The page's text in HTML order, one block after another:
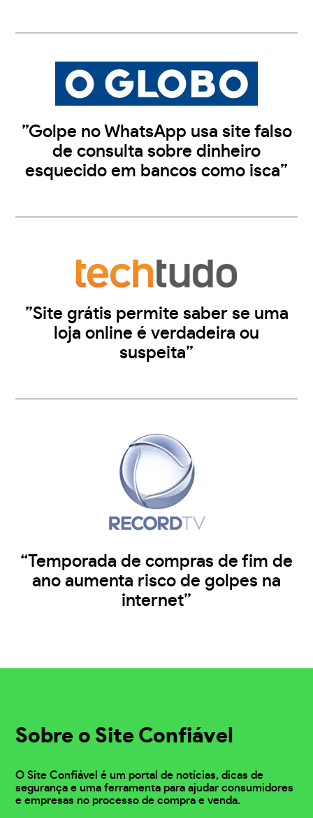
”Golpe no WhatsApp usa site falso
de consulta sobre dinheiro
esquecido em bancos como isca”
”Site grátis permite saber se uma
loja online é verdadeira ou
suspeita”
“Temporada de compras de fim de
ano aumenta risco de golpes na
internet”
Sobre o Site Confiável
O Site Confiável é um portal de notícias, dicas de
segurança e uma ferramenta para ajudar consumidores
e empresas no processo de compra e venda.